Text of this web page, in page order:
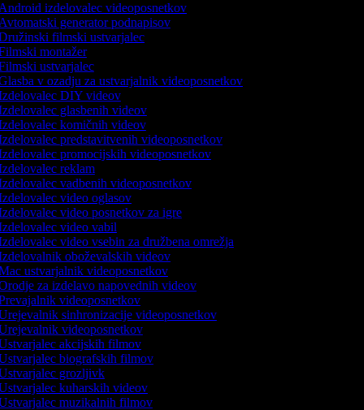
izdelovalec videoposnetkov
generator podnapisov
filmski ustvarjalec
montažer
ustvarjalec
v ozadju za ustvarjalnik videoposnetkov
DIY videov
glasbenih videov
komičnih videov
predstavitvenih videoposnetkov
promocijskih videoposnetkov
reklam
vadbenih videoposnetkov
video oglasov
video posnetkov za igre
video vabil
video vsebin za družbena omrežja
oboževalskih videov
ustvarjalnik videoposnetkov
za izdelavo napovednih videov
videoposnetkov
sinhronizacije videoposnetkov
videoposnetkov
akcijskih filmov
biografskih filmov
grozljivk
kuharskih videov
muzikalnih filmov